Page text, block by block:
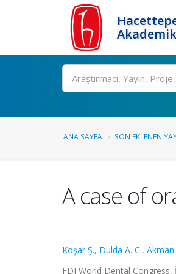
Ara
ANA SAYFA SON EKLENEN
A case of
Koşar Ş., Dulda A. C., Akman
FDI World Dental Congress,